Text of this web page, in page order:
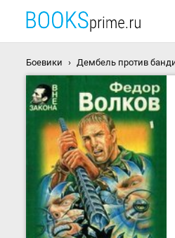
Боевики Дембель против